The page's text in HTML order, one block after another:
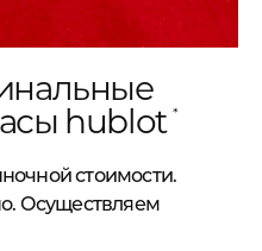
hublot*
стоимости.
Осуществляем